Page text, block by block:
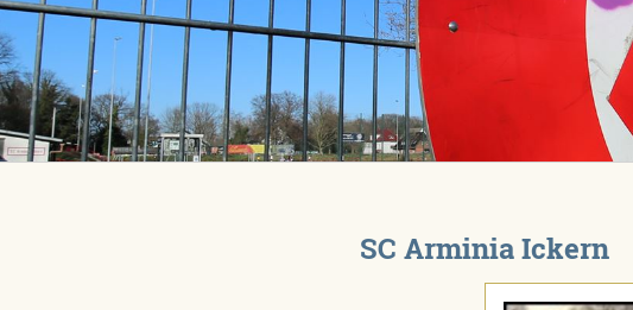
SC Arminia Ickern